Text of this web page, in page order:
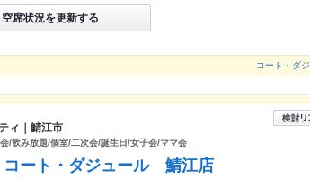
空席状況を更新する
コート・ダ
ィ｜鯖江市
/飲み放題/個室/二次会/誕生日/女子会/ママ会
ート・ダジュール 鯖江店